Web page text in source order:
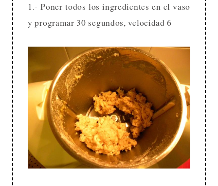
1.- Poner todos los ingredientes en el vaso
y programar 30 segundos, velocidad 6